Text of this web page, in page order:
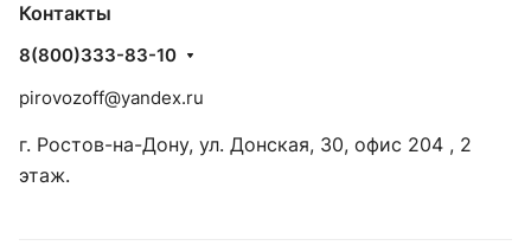
Контакты
8(800)333-83-10
pirovozoff@yandex.ru
г. Ростов-на-Дону, ул. Донская, 30, офис 204 , 2
этаж.